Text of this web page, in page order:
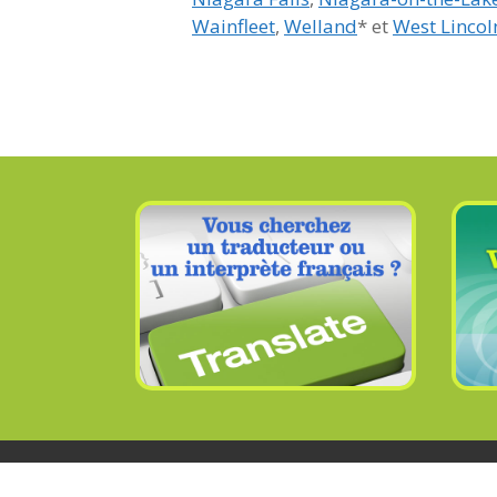
Wainfleet, Welland* etWest